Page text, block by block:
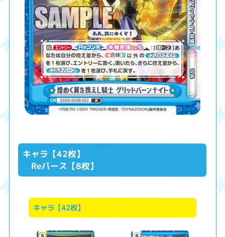
キャラ【42枚】
Reバース【8枚】
キャラ【42枚】